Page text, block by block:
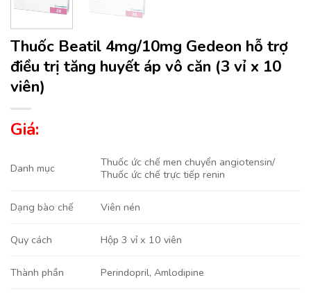
Thuốc Beatil 4mg/10mg Gedeon hỗ trợ
điều trị tăng huyết áp vô căn (3 vỉ x 10
viên)
Giá:
Danh mục
Thuốc ức chế men chuyển angiotensin/
Thuốc ức chế trực tiếp renin
Dạng bào chế Viên nén
Quy cách Hộp 3 vỉ x 10 viên
Thành phần Perindopril,Amlodipine